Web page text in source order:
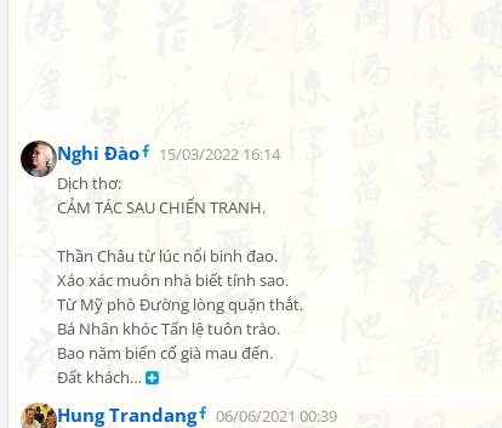
Nghi Đào
15/03/2022 16:14
Dịch thơ:
CẢM TÁC SAU CHIẾN TRANH.
Thần Châu từ lúc nổi binh đao.
Xáo xác muôn nhà biết tính sao.
Từ Mỹ phò Đường lòng quặn thắt.
Bá Nhân khóc Tấn lệ tuôn trào.
Bao năm biến cố già mau đến.
Đất khách…
Hung Trandang
06/06/2021 00:39